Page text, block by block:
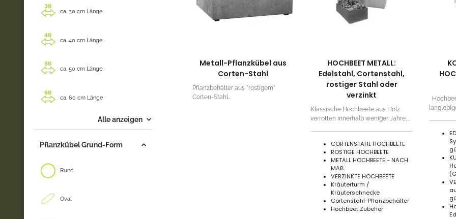
Metall-Pflanzkübel aus
Corten-Stahl
Pflanzbehälter aus "rostigem"
Corten-Stahl...
HOCHBEET METALL:
Edelstahl, Cortenstahl,
rostiger Stahl oder
verzinkt
Klassische Hochbeete aus Holz
verrotten innerhalb weniger Jahre,...
CORTENSTAHL HOCHBEETE
ROSTIGE HOCHBEETE
METALL HOCHBEETE - NACH
MAß
VERZINKTE HOCHBEETE
Kräuterturm /
Kräuterschnecke
Cortenstahl-Pflanzbehälter
Hochbeet Zubehör
ca. 30 cm Länge
ca. 40 cm Länge
ca. 50 cm Länge
ca. 60 cm Länge
Alle anzeigen
Pflanzkübel Grund-Form
Rund
Oval